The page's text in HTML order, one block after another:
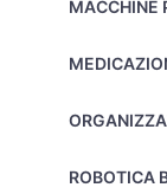
MACCHINE
ROBOTICA